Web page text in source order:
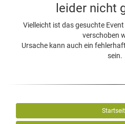
leider nicht
Vielleicht ist das gesuchte
verschoben
Ursache kann auch ein
sein.